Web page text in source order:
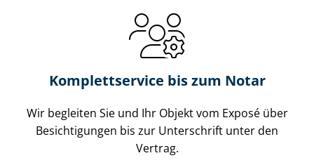
Komplettservice bis zum Notar
Wir begleiten Sie und Ihr Objekt vom Exposé über
Besichtigungen bis zur Unterschrift unter den
Vertrag.